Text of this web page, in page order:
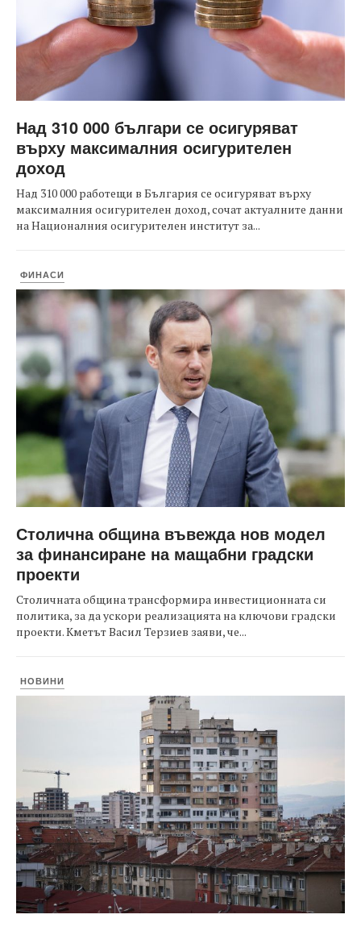
Над 310 000 българи се осигуряват
върху максималния осигурителен
доход
Над 310 000 работещи в България се осигуряват върху
максималния осигурителен доход, сочат актуалните данни
на Националния осигурителен институт за...
ФИНАСИ
Столична община въвежда нов модел
за финансиране на мащабни градски
проекти
Столичната община трансформира инвестиционната си
политика, за да ускори реализацията на ключови градски
проекти. Кметът Васил Терзиев заяви, че...
НОВИНИ